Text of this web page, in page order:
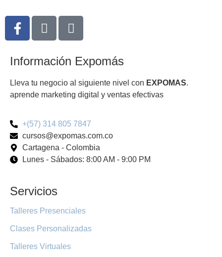
Información Expomás
Lleva tu negocio al siguiente nivel con EXPOMAS.
aprende marketing digital y ventas efectivas
+(57) 314 805 7847
cursos@expomas.com.co
Cartagena - Colombia
Lunes - Sábados: 8:00 AM - 9:00 PM
Servicios
Talleres Presenciales
Clases Personalizadas
Talleres Virtuales